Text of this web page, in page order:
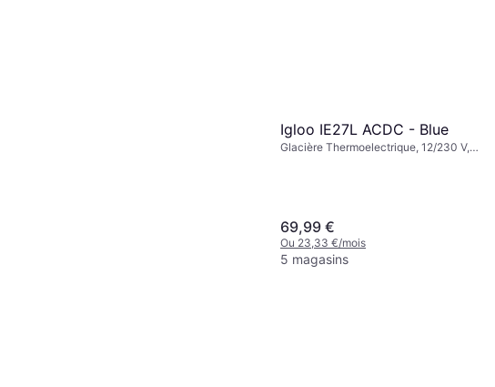
Igloo IE27L ACDC - Blue
Glacière Thermoelectrique, 12/230 V,
69,99 €
Ou 23,33 €/mois
5 magasins